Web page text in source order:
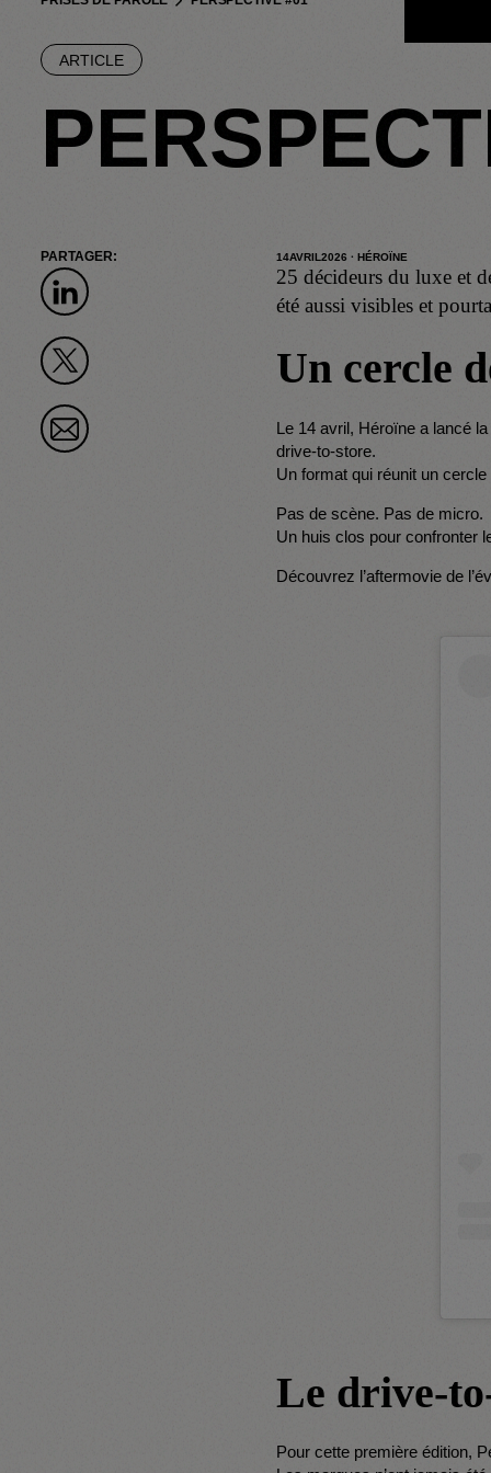
ARTICLE
PARTAGER: 14AVRIL 2026 · HÉROÏNE
25 décideurs du luxe et
été aussi visibles et
Un cercle
Le 14 avril, Héroïne a lancé
drive-to-store.
Un format qui réunit un
Pas de scène. Pas de micro.
Un huis clos pour confronter
Découvrez l’aftermovie de
Le drive-
Pour cette première édition,